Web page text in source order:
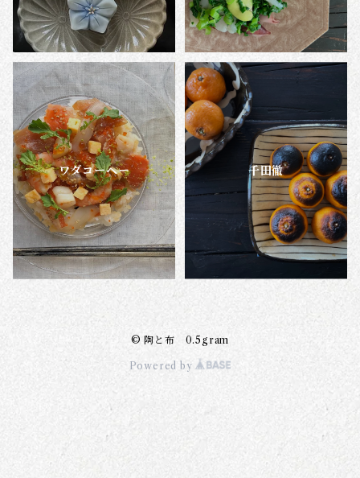
霧の朝
真夜中の雨
ワダコーヘー 千田徹
© 陶と布 0.5gram
Powered by